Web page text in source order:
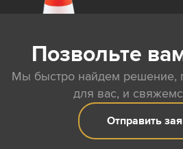
Позвольте
Мы быстро найдем решение,
для вас, и
Отправить